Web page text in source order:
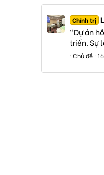
Chính trị
"Dự án
triển. Sự
Chủ đề